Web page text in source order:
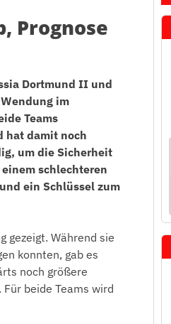
Prognose
Dortmund II und
im
Teams
hat damit noch
um die Sicherheit
schlechteren
ein Schlüssel zum
gezeigt. Während sie
konnten, gab es
noch größere
beide Teams wird